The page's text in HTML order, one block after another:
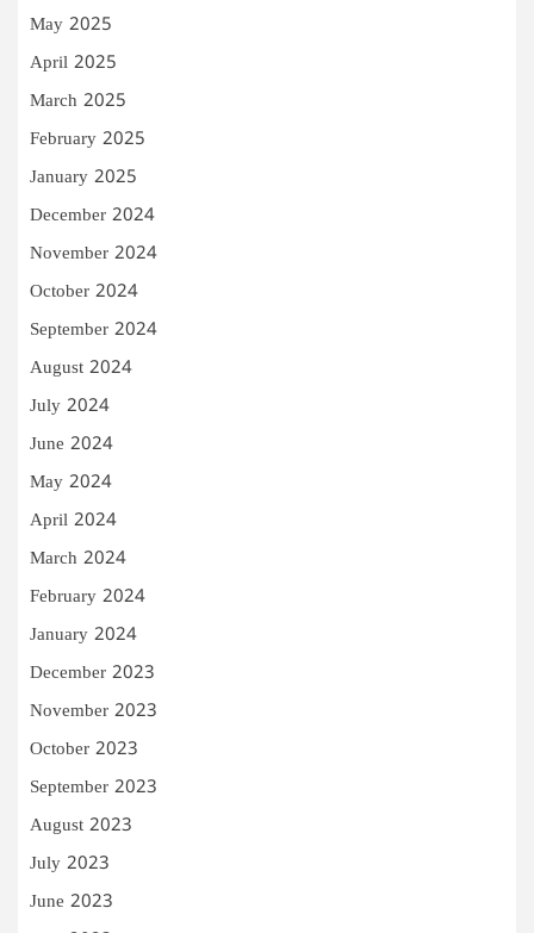
May 2025
April 2025
March 2025
February 2025
January 2025
December 2024
November 2024
October 2024
September 2024
August 2024
July 2024
June 2024
May 2024
April 2024
March 2024
February 2024
January 2024
December 2023
November 2023
October 2023
September 2023
August 2023
July 2023
June 2023